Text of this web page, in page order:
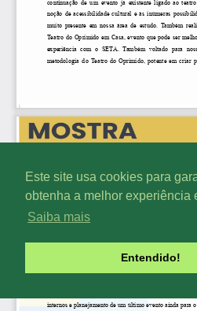
Este site usa cookies para
obtenha a melhor experiência
Saiba mais
Entendido!